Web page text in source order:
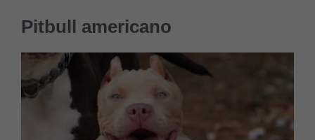
Pitbull americano